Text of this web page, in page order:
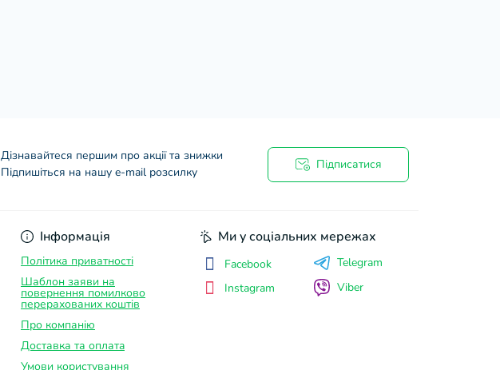
Дізнавайтеся першим про акції та знижки
Підпишіться на нашу e-mail розсилку
Підписатися
Інформація
Політика приватності
Шаблон заяви на
повернення помилково
перерахованих коштів
Про компанію
Доставка та оплатa
Умови користування
Ми у соціальних мережах
Facebook
Instagram
Telegram
Viber